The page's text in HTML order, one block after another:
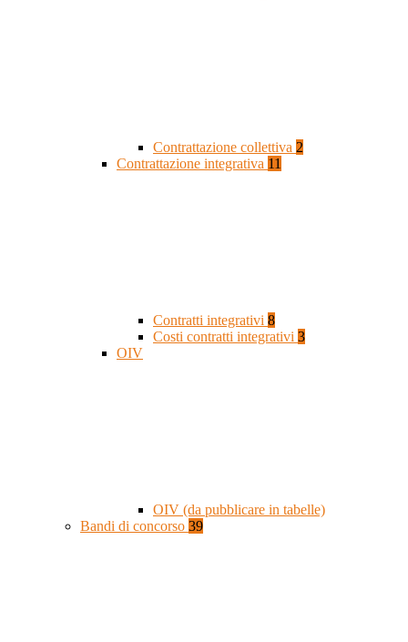
Contrattazione collettiva 2
Contrattazione integrativa 11
Contratti integrativi 8
Costi contratti integrativi 3
OIV
OIV (da pubblicare in tabelle)
Bandi di concorso 39